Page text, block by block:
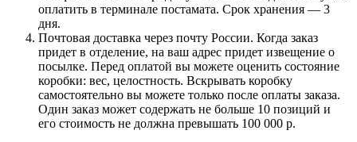
оплатить в терминале постамата. Срок хранения — 3
дня.
Почтовая доставка через почту России. Когда заказ
придет в отделение, на ваш адрес придет извещение о
посылке. Перед оплатой вы можете оценить состояние
коробки: вес, целостность. Вскрывать коробку
самостоятельно вы можете только после оплаты заказа.
Один заказ может содержать не больше 10 позиций и
его стоимость не должна превышать 100 000 р.